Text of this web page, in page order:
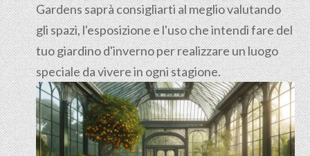
Gardens saprà consigliarti al meglio valutando
gli spazi, l'esposizione e l'uso che intendi fare del
tuo giardino d'inverno per realizzare un luogo
speciale da vivere in ogni stagione.